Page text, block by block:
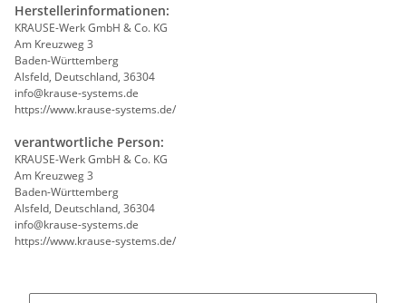
Herstellerinformationen:
KRAUSE-Werk GmbH & Co. KG
Am Kreuzweg 3
Baden-Württemberg
Alsfeld, Deutschland, 36304
info@krause-systems.de
https://www.krause-systems.de/
verantwortliche Person:
KRAUSE-Werk GmbH & Co. KG
Am Kreuzweg 3
Baden-Württemberg
Alsfeld, Deutschland, 36304
info@krause-systems.de
https://www.krause-systems.de/